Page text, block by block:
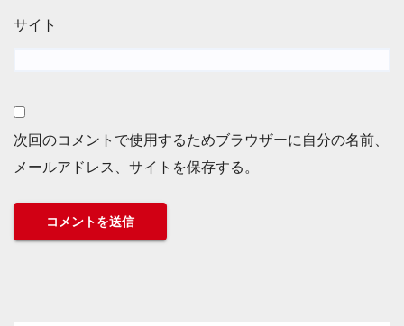
サイト
次回のコメントで使用するためブラウザーに自分の名前、
メールアドレス、サイトを保存する。